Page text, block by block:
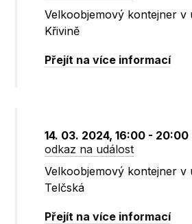
Velkoobjemový kontejner v
Křivině
Přejít na více informací
14. 03. 2024, 16:00 - 20:00
odkaz na událost
Velkoobjemový kontejner v
Telčská
Přejít na více informací